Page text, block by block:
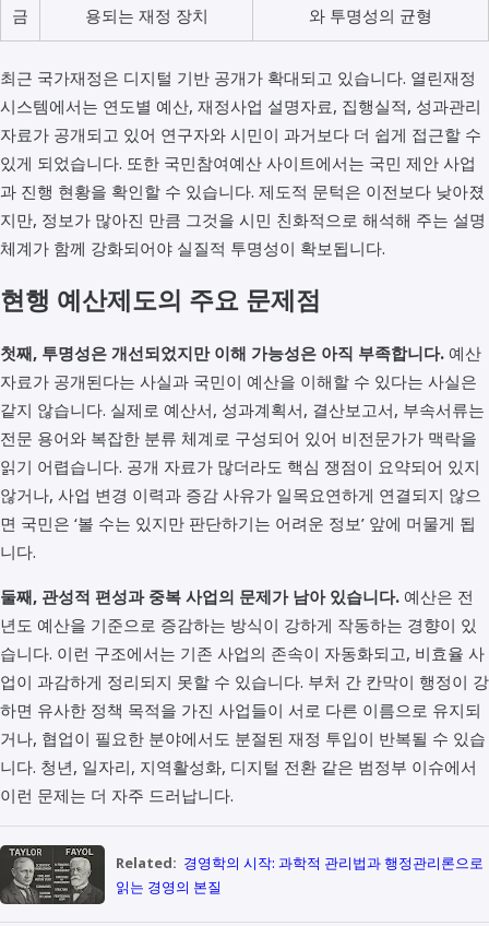
금
용되는 재정 장치
와 투명성의 균형
최근 국가재정은 디지털 기반 공개가 확대되고 있습니다. 열린재정
시스템에서는 연도별 예산, 재정사업 설명자료, 집행실적, 성과관리
자료가 공개되고 있어 연구자와 시민이 과거보다 더 쉽게 접근할 수
있게 되었습니다. 또한 국민참여예산 사이트에서는 국민 제안 사업
과 진행 현황을 확인할 수 있습니다. 제도적 문턱은 이전보다 낮아졌
지만, 정보가 많아진 만큼 그것을 시민 친화적으로 해석해 주는 설명
체계가 함께 강화되어야 실질적 투명성이 확보됩니다.
현행 예산제도의 주요 문제점
첫째, 투명성은 개선되었지만 이해 가능성은 아직 부족합니다. 예산
자료가 공개된다는 사실과 국민이 예산을 이해할 수 있다는 사실은
같지 않습니다. 실제로 예산서, 성과계획서, 결산보고서, 부속서류는
전문 용어와 복잡한 분류 체계로 구성되어 있어 비전문가가 맥락을
읽기 어렵습니다. 공개 자료가 많더라도 핵심 쟁점이 요약되어 있지
않거나, 사업 변경 이력과 증감 사유가 일목요연하게 연결되지 않으
면 국민은 ‘볼 수는 있지만 판단하기는 어려운 정보’ 앞에 머물게 됩
니다.
둘째, 관성적 편성과 중복 사업의 문제가 남아 있습니다. 예산은 전
년도 예산을 기준으로 증감하는 방식이 강하게 작동하는 경향이 있
습니다. 이런 구조에서는 기존 사업의 존속이 자동화되고, 비효율 사
업이 과감하게 정리되지 못할 수 있습니다. 부처 간 칸막이 행정이 강
하면 유사한 정책 목적을 가진 사업들이 서로 다른 이름으로 유지되
거나, 협업이 필요한 분야에서도 분절된 재정 투입이 반복될 수 있습
니다. 청년, 일자리, 지역활성화, 디지털 전환 같은 범정부 이슈에서
이런 문제는 더 자주 드러납니다.
Related: 경영학의 시작: 과학적 관리법과 행정관리론으로
읽는 경영의 본질